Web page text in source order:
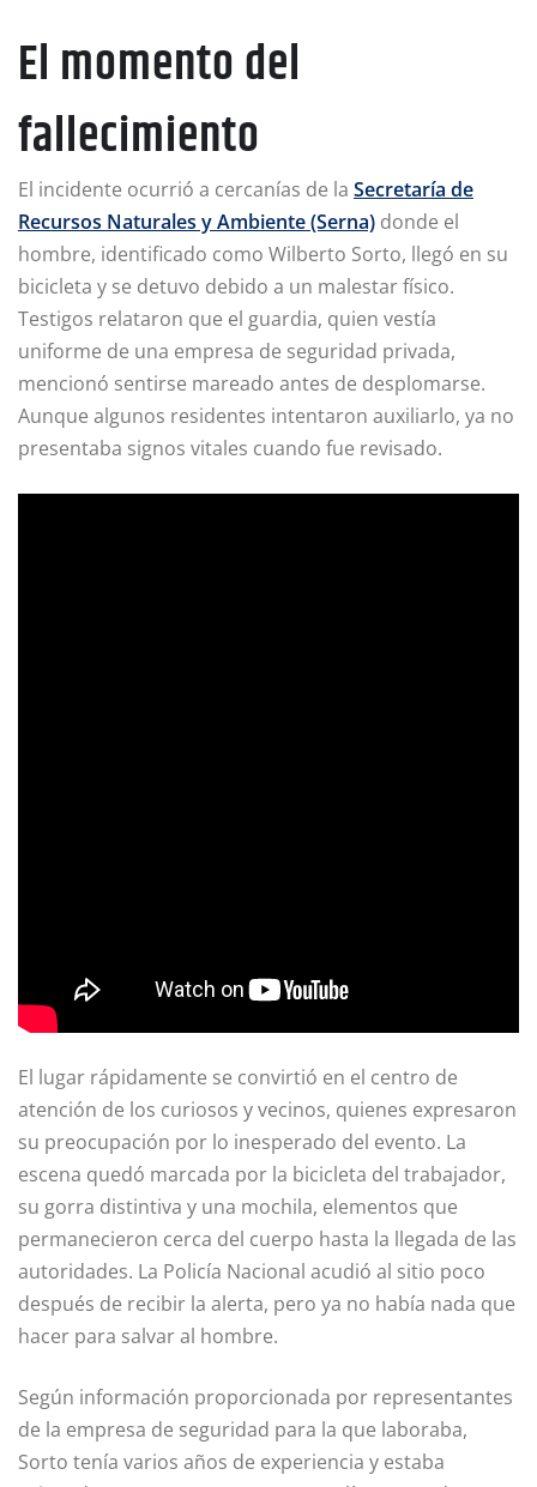
El momento del
fallecimiento
El incidente ocurrió a cercanías de la Secretaría de
Recursos Naturales y Ambiente (Serna) donde el
hombre, identificado como Wilberto Sorto, llegó en su
bicicleta y se detuvo debido a un malestar físico.
Testigos relataron que el guardia, quien vestía
uniforme de una empresa de seguridad privada,
mencionó sentirse mareado antes de desplomarse.
Aunque algunos residentes intentaron auxiliarlo, ya no
presentaba signos vitales cuando fue revisado.
El lugar rápidamente se convirtió en el centro de
atención de los curiosos y vecinos, quienes expresaron
su preocupación por lo inesperado del evento. La
escena quedó marcada por la bicicleta del trabajador,
su gorra distintiva y una mochila, elementos que
permanecieron cerca del cuerpo hasta la llegada de las
autoridades. La Policía Nacional acudió al sitio poco
después de recibir la alerta, pero ya no había nada que
hacer para salvar al hombre.
Según información proporcionada por representantes
de la empresa de seguridad para la que laboraba,
Sorto tenía varios años de experiencia y estaba